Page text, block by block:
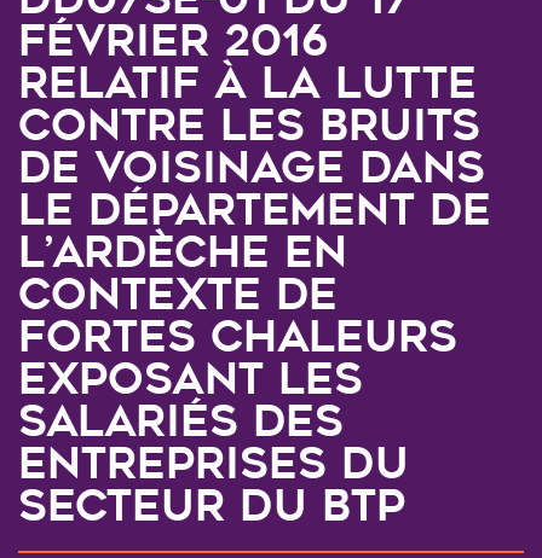
février 2016
relatif à la lutte
contre les bruits
de voisinage dans
le département de
l’Ardèche en
contexte de
fortes chaleurs
exposant les
salariés des
entreprises du
secteur du BTP